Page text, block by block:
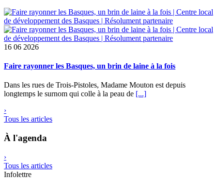
16 06 2026
Faire rayonner les Basques, un brin de laine à la fois
Dans les rues de Trois-Pistoles, Madame Mouton est depuis
longtemps le surnom qui colle à la peau de [...]
›
Tous les articles
À l'agenda
›
Tous les articles
Infolettre